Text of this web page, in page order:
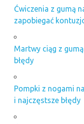
Ćwiczenia z gumą
zapobiegać
Martwy ciąg z
błędy
Pompki z nogami
i najczęstsze błędy